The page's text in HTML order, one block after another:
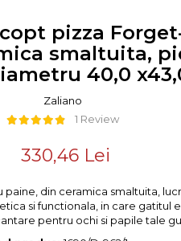
pizza
smaltuita,
40,0
Zaliano
1 Review
330,46 Lei
paine, din ceramica smaltuita,
si functionala, in care gatitul
pentru ochi si papile tale